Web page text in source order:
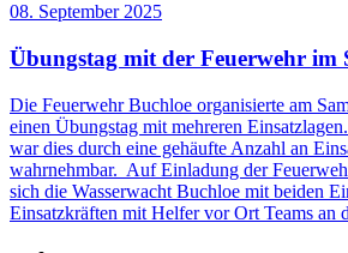
08. September 2025
Übungstag mit der Feuerwehr im
Die Feuerwehr Buchloe organisierte am
einen Übungstag mit mehreren
war dies durch eine gehäufte Anzahl an
wahrnehmbar. Auf Einladung der
sich die Wasserwacht Buchloe mit beiden
Einsatzkräften mit Helfer vor Ort Teams an